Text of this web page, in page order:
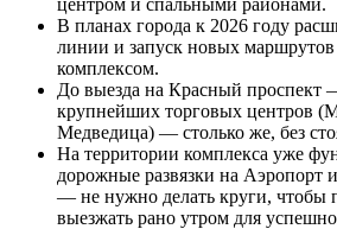
В планах города к 2026 году
линии и запуск новых маршрутов
комплексом.
До выезда на Красный проспект
крупнейших торговых центров
Медведица) — столько же, без
На территории комплекса уже
дорожные развязки на Аэропорт
— не нужно делать круги, чтобы
выезжать рано утром для